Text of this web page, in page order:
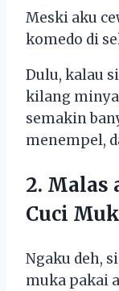
Meski aku
komedo di
Dulu, kalau
kilang
semakin
menempel,
2. Malas
Cuci
Ngaku deh,
muka pakai